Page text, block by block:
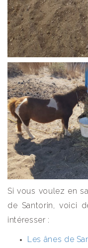
Si vous voulez en
de Santorin, voici
intéresser :
Les ânes de